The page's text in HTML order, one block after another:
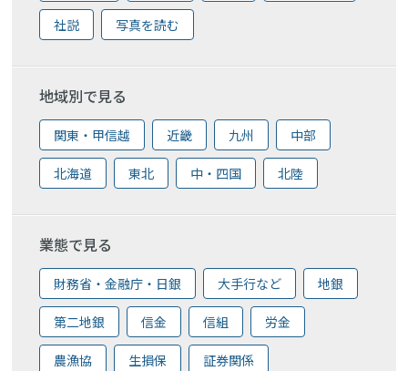
社説 写真を読む
地域別で見る
関東・甲信越 近畿 九州 中部
北海道 東北 中・四国 北陸
業態で見る
財務省・金融庁・日銀 大手行など 地銀
第二地銀 信金 信組 労金
農漁協 生損保 証券関係